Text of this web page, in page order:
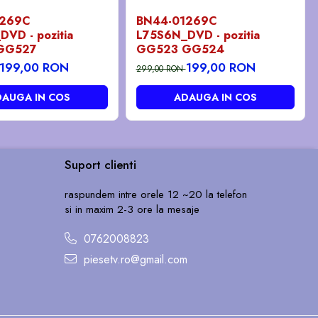
- pozitia
RON
IN COS
BN44-01269C
L75S6N_DVD - pozitia
GG523 GG524
299,00 RON199,00 RON
ADAUGA IN COS
Suport clienti
raspundem intre orele 12 ~20 la telefon
si in maxim 2-3 ore la mesaje
0762008823
piesetv.ro@gmail.com